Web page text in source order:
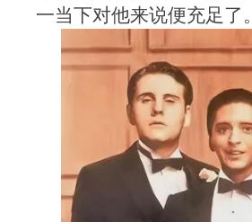
一当下对他来说便充足了。